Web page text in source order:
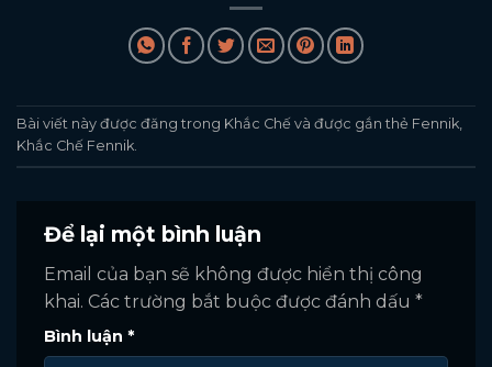
Bài viết này được đăng trong Khắc Chế và được gắn thẻ Fennik,
Khắc Chế Fennik.
Để lại một bình luận
Email của bạn sẽ không được hiển thị công
khai. Các trường bắt buộc được đánh dấu *
Bình luận *